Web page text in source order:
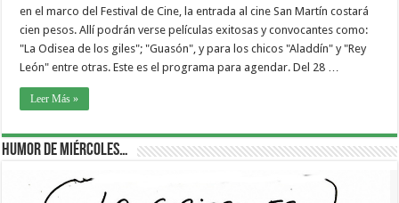
en el marco del Festival de Cine, la entrada al cine San Martín costará
cien pesos. Allí podrán verse películas exitosas y convocantes como:
"La Odisea de los giles"; "Guasón", y para los chicos "Aladdín" y "Rey
León" entre otras. Este es el programa para agendar. Del 28 …
Leer Más »
Humor de Miércoles…